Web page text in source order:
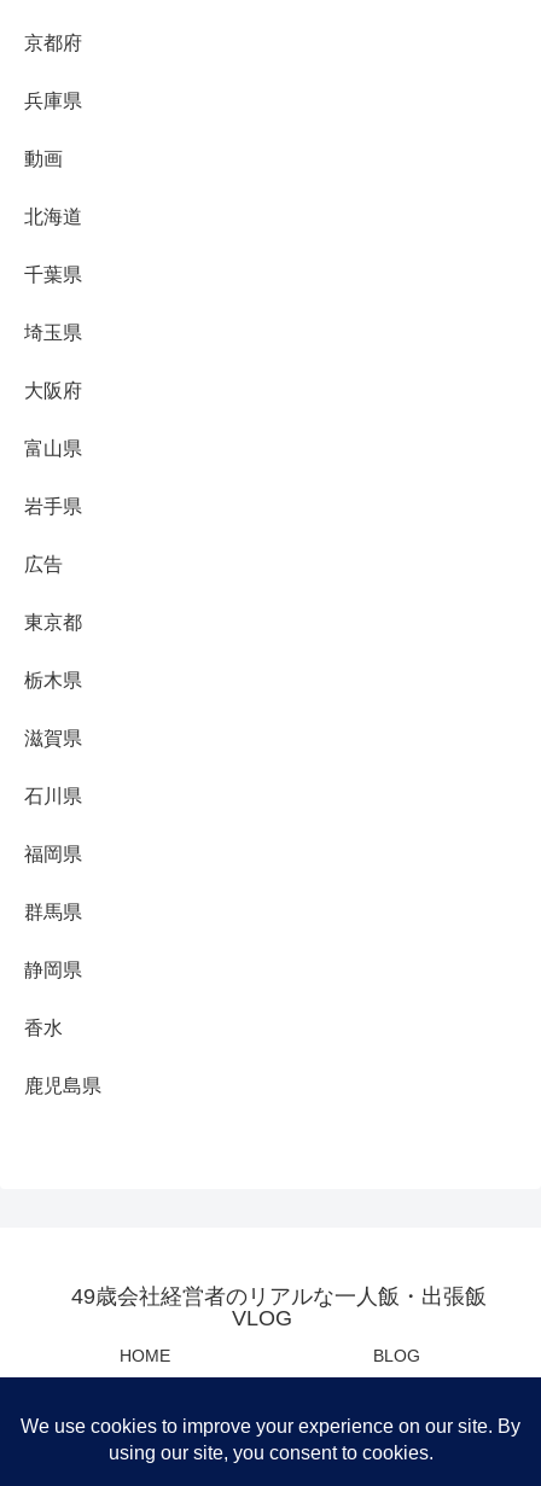
京都府
兵庫県
動画
北海道
千葉県
埼玉県
大阪府
富山県
岩手県
広告
東京都
栃木県
滋賀県
石川県
福岡県
群馬県
静岡県
香水
鹿児島県
49歳会社経営者のリアルな一人飯・出張飯
VLOG
HOME
BLOG
ゼント
Privacy Policy
運営会社